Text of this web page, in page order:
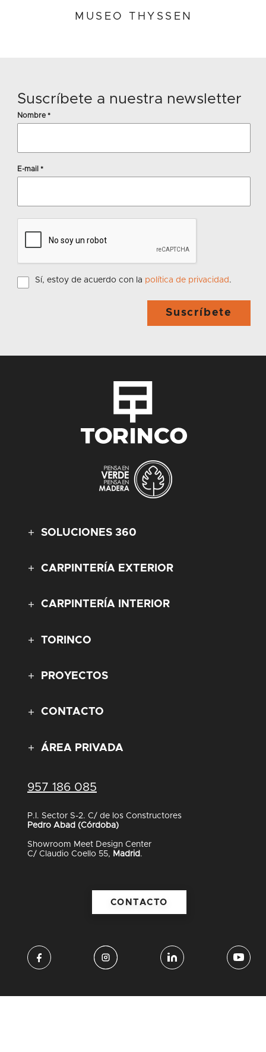
MUSEO THYSSEN
Suscríbete a nuestra newsletter
Nombre *
E-mail *
Sí, estoy de acuerdo con la política de privacidad .
Suscríbete
SOLUCIONES 360
CARPINTERÍA EXTERIOR
CARPINTERÍA INTERIOR
TORINCO
PROYECTOS
CONTACTO
ÁREA PRIVADA
957 186 085
P.I. Sector S-2. C/ de los Constructores
Pedro Abad (Córdoba)
Showroom Meet Design Center
C/ Claudio Coello 55, Madrid .
CONTACTO